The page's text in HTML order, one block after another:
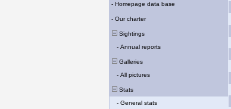
- Homepage data base
- Our charter
Sightings
- Annual reports
Galleries
- All pictures
Stats
- General stats